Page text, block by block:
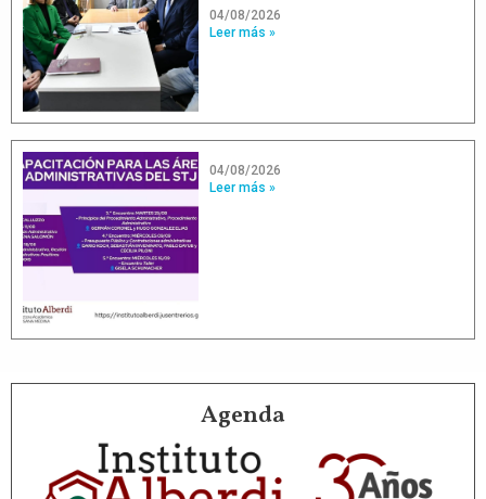
04/08/2026
Leer más »
04/08/2026
Leer más »
Agenda